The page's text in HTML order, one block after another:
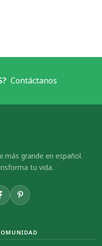
Contáctanos
más grande en español.
tu vida.